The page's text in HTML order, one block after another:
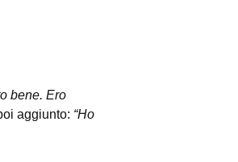
bene. Ero
aggiunto: “Ho